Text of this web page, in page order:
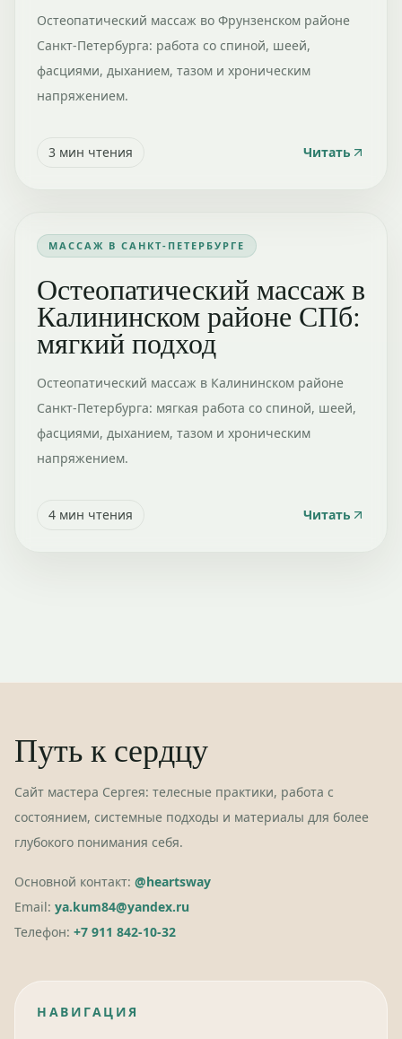
Остеопатический массаж во Фрунзенском районе
Санкт-Петербурга: работа со спиной, шеей,
фасциями, дыханием, тазом и хроническим
напряжением.
3 мин чтения Читать
МАССАЖ В САНКТ-ПЕТЕРБУРГЕ
Остеопатический массаж в
Калининском районе СПб:
мягкий подход
Остеопатический массаж в Калининском районе
Санкт-Петербурга: мягкая работа со спиной, шеей,
фасциями, дыханием, тазом и хроническим
напряжением.
4 мин чтения Читать
Путь к сердцу
Сайт мастера Сергея: телесные практики, работа с
состоянием, системные подходы и материалы для более
глубокого понимания себя.
Основной контакт: @heartsway
Email: ya.kum84@yandex.ru
Телефон: +7 911 842-10-32
НАВИГАЦИЯ